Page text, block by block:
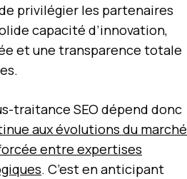
privilégier les partenaires
capacité d’innovation,
et une transparence totale
traitance SEO dépend donc
aux évolutions du marché
entre expertises
. C’est en anticipant